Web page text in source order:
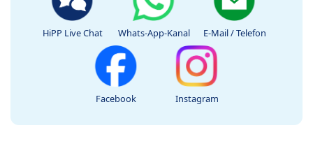
HiPP Live Chat Whats-App-Kanal E-Mail / Telefon
Facebook Instagram